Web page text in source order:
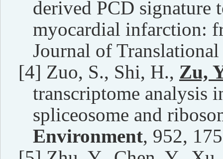
derived PCD signature
myocardial infarction:
Journal of
[4] Zuo, S., Shi, H., Zu,
transcriptome analysis
spliceosome and
Environment, 952,